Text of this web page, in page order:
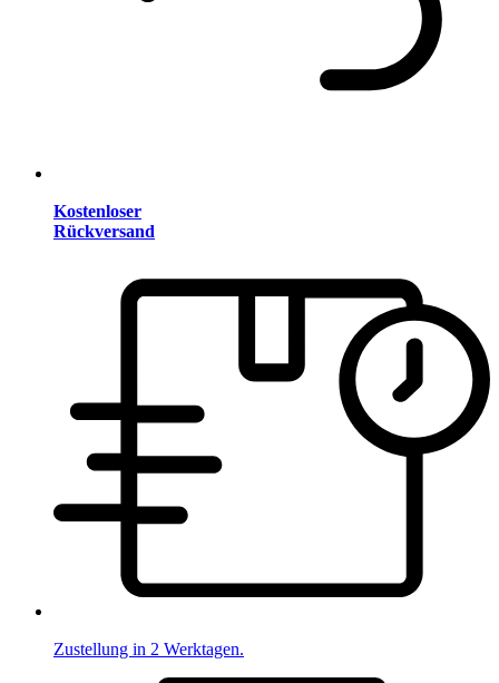
Kostenloser
Rückversand
Zustellung in 2 Werktagen.